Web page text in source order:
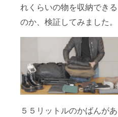
れくらいの物を収納できる
のか、検証してみました。
５５リットルのかばんがあ